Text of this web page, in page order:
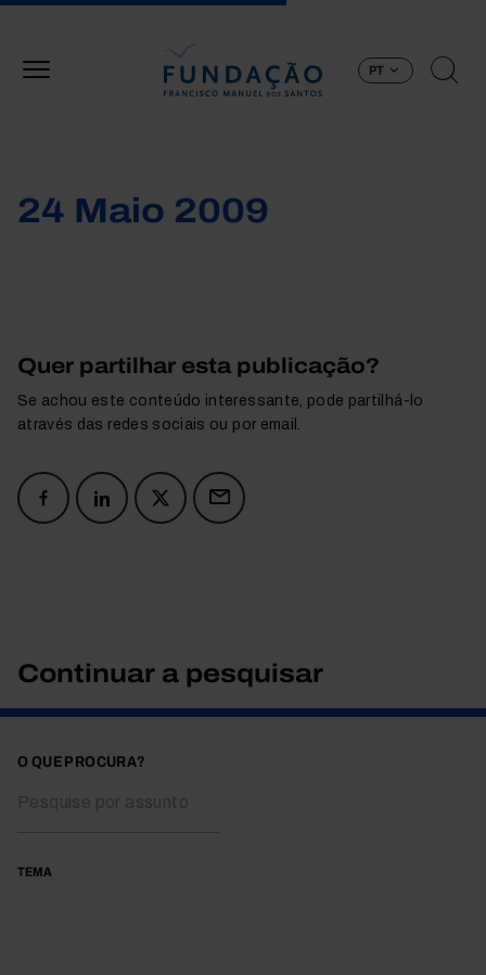
PT
24 Maio 2009
Quer partilhar esta publicação?
Se achou este conteúdo interessante, pode partilhá-lo
através das redes sociais ou por email.
Continuar a pesquisar
O QUE PROCURA?
TEMA